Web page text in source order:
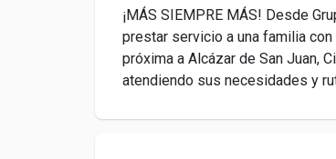
¡MÁS SIEMPRE MÁS! Desde
prestar servicio a una familia
próxima a Alcázar de San Juan,
atendiendo sus necesidades y